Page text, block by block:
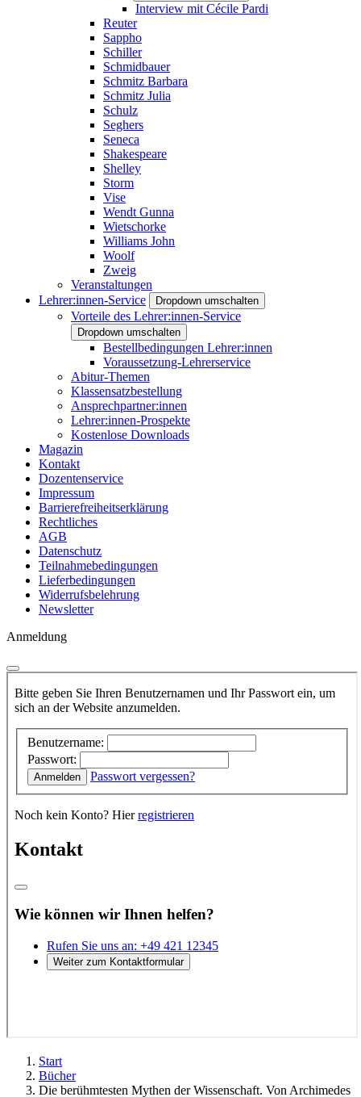
Interview mit Cécile Pardi
Reuter
Sappho
Schiller
Schmidbauer
Schmitz Barbara
Schmitz Julia
Schulz
Seghers
Seneca
Shakespeare
Shelley
Storm
Vise
Wendt Gunna
Wietschorke
Williams John
Woolf
Zweig
Veranstaltungen
Lehrer:innen-Service
Dropdown umschalten
Vorteile des Lehrer:innen-Service
Dropdown umschalten
Bestellbedingungen Lehrer:innen
Voraussetzung-Lehrerservice
Abitur-Themen
Klassensatzbestellung
Ansprechpartner:innen
Lehrer:innen-Prospekte
Kostenlose Downloads
Magazin
Kontakt
Dozentenservice
Impressum
Barrierefreiheitserklärung
Rechtliches
AGB
Datenschutz
Teilnahmebedingungen
Lieferbedingungen
Widerrufsbelehrung
Newsletter
Anmeldung
Start
Bücher
Die berühmtesten Mythen der Wissenschaft. Von Archimedes